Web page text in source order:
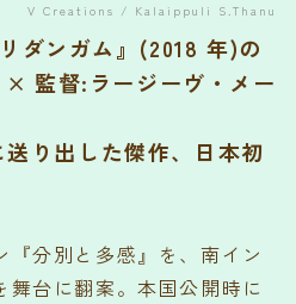
V Creations / Kalaippuli S.Thanu
ダンガム』(2018 年)の
監督:ラージーヴ・メー
り出した傑作、日本初
『分別と多感』を、南イン
舞台に翻案。本国公開時に